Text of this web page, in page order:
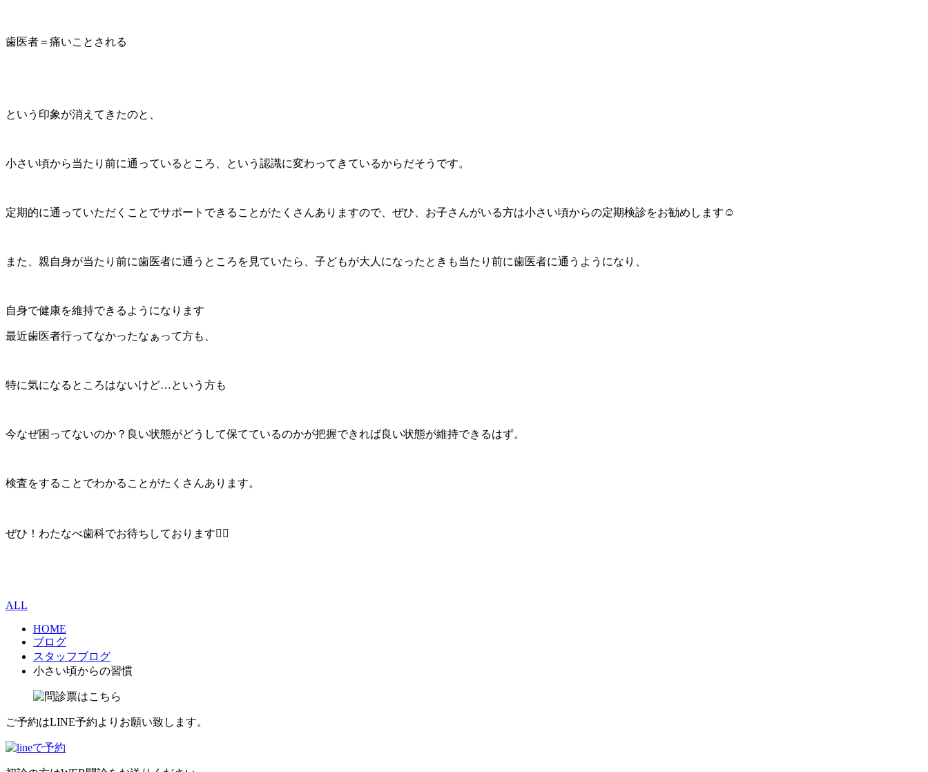
歯医者＝痛いことされる
と いう印象が消えてきたのと、
小さい頃から当たり前に通っているところ、という認識に変わってきているからだそうです。
定期的に通っていただくことでサポートできることがたくさんありますので、ぜひ、お子さんがいる方は小さい頃からの定期検診をお勧めします☺️
また、親自身が当たり前に歯医者に通うところを見ていたら、子どもが大人になったときも当たり前に歯医者に通うようになり、
自身で健康を維持できるようになります
最近歯医者行ってなかったなぁって方も、
特に気になるところはないけど…という方も
今なぜ困ってないのか？良い状態がどうして保てているのかが把握できれば良い状態が維持できるはず。
検査をすることでわかることがたくさんあります。
ぜひ！わたなべ歯科でお待ちしております🙆‍♀️
ALL
HOME
ブログ
スタッフブログ
小さい頃からの習慣
ご予約はLINE予約よりお願い致します。